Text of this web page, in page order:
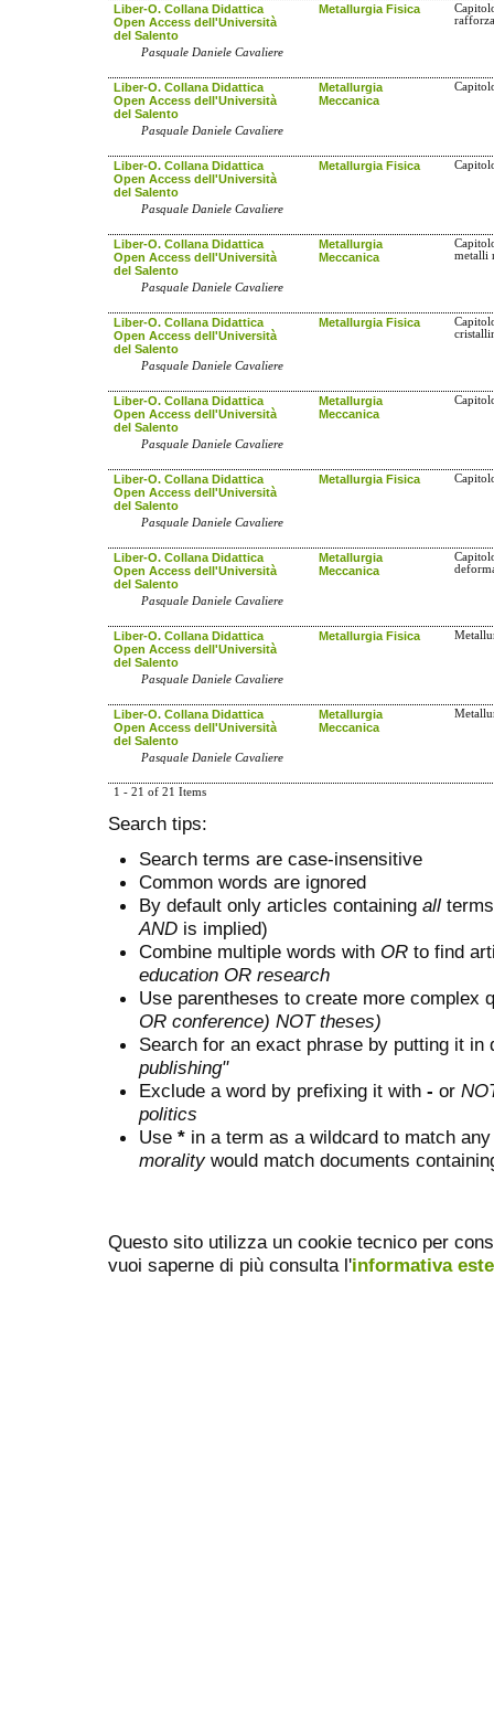
Liber-O. Collana Didattica
Open Access dell'Università
del Salento
Metallurgia Fisica
Pasquale Daniele Cavaliere
Liber-O. Collana Didattica
Open Access dell'Università
del Salento
Metallurgia
Meccanica
Pasquale Daniele Cavaliere
Liber-O. Collana Didattica
Open Access dell'Università
del Salento
Metallurgia Fisica
Pasquale Daniele Cavaliere
Liber-O. Collana Didattica
Open Access dell'Università
del Salento
Metallurgia
Meccanica
metalli
Pasquale Daniele Cavaliere
Liber-O. Collana Didattica
Open Access dell'Università
del Salento
Metallurgia Fisica
Pasquale Daniele Cavaliere
Liber-O. Collana Didattica
Open Access dell'Università
del Salento
Metallurgia
Meccanica
Pasquale Daniele Cavaliere
Liber-O. Collana Didattica
Open Access dell'Università
del Salento
Metallurgia Fisica
Pasquale Daniele Cavaliere
Liber-O. Collana Didattica
Open Access dell'Università
del Salento
Metallurgia
Meccanica
Pasquale Daniele Cavaliere
Liber-O. Collana Didattica
Open Access dell'Università
del Salento
Metallurgia Fisica
Pasquale Daniele Cavaliere
Liber-O. Collana Didattica
Open Access dell'Università
del Salento
Metallurgia
Meccanica
Pasquale Daniele Cavaliere
1 - 21 of 21 Items
Search tips:
Search terms are case-insensitive
Common words are ignored
By default only articles containing all
AND is implied)
Combine multiple words with OR to find
education OR research
Use parentheses to create more complex
OR conference) NOT theses)
Search for an exact phrase by putting it
publishing"
Exclude a word by prefixing it with - or
politics
Use * in a term as a wildcard to match
moralitywould match documents
Questo sito utilizza un cookie tecnico per
vuoi saperne di più consulta l'informativa